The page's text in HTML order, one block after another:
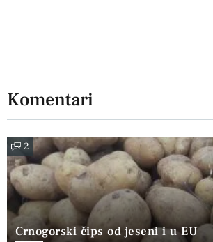
Komentari
2
Crnogorski čips od jeseni i u EU